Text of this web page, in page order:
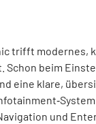
trifft
Schon beim
eine klare,
und